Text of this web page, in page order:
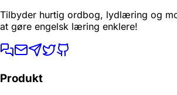
Tilbyder hurtig ordbog, lydlæring og
at gøre engelsk læring enklere!
Produkt